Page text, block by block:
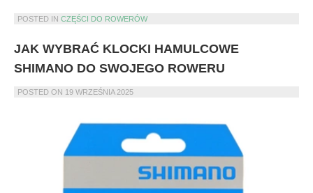
o
rowerowy,
by
dłużej?”
POSTED IN CZĘŚCI DO ROWERÓW
JAK WYBRAĆ KLOCKI HAMULCOWE
SHIMANO DO SWOJEGO ROWERU
POSTED ON 19 WRZEŚNIA 2025